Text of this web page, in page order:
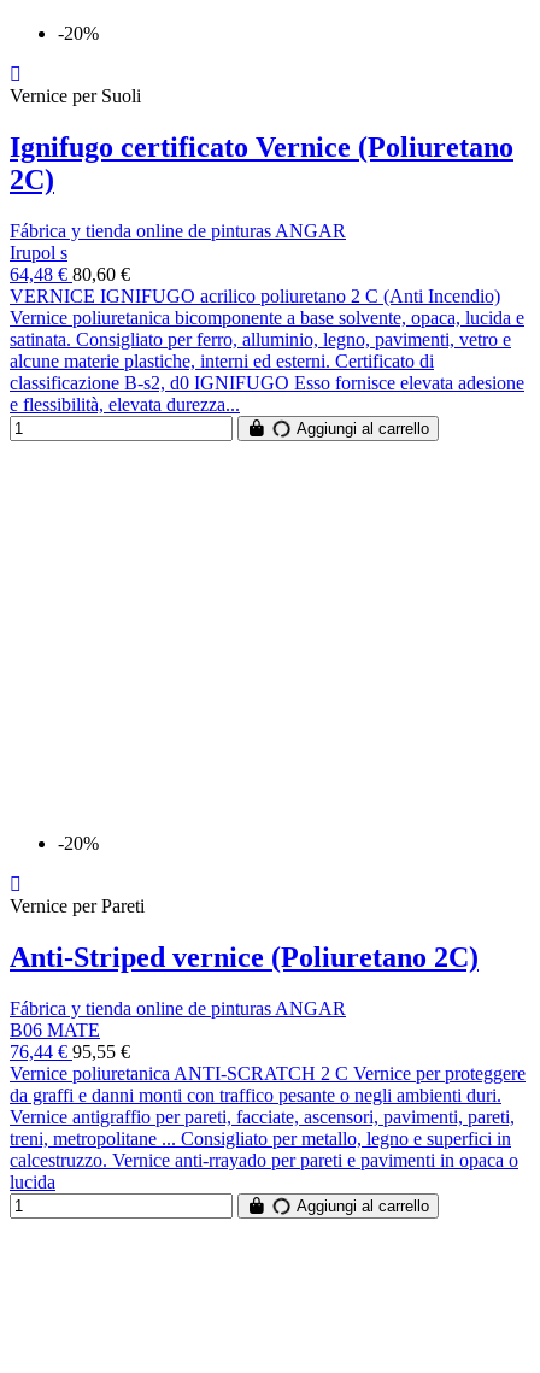
-20%
Vernice per Suoli
Ignifugo certificato Vernice (Poliuretano
2C)
Fábrica y tienda online de pinturas ANGAR
Irupol s
64,48 € 80,60 €
VERNICE IGNIFUGO acrilico poliuretano 2 C (Anti Incendio)
Vernice poliuretanica bicomponente a base solvente, opaca, lucida e
satinata. Consigliato per ferro, alluminio, legno, pavimenti, vetro e
alcune materie plastiche, interni ed esterni. Certificato di
classificazione B-s2, d0 IGNIFUGO Esso fornisce elevata adesione
e flessibilità, elevata durezza...
Aggiungi al carrello
-20%
Vernice per Pareti
Anti-Striped vernice (Poliuretano 2C)
Fábrica y tienda online de pinturas ANGAR
B06 MATE
76,44 € 95,55 €
Vernice poliuretanica ANTI-SCRATCH 2 C Vernice per proteggere
da graffi e danni monti con traffico pesante o negli ambienti duri.
Vernice antigraffio per pareti, facciate, ascensori, pavimenti, pareti,
treni, metropolitane ... Consigliato per metallo, legno e superfici in
calcestruzzo. Vernice anti-rrayado per pareti e pavimenti in opaca o
lucida
Aggiungi al carrello